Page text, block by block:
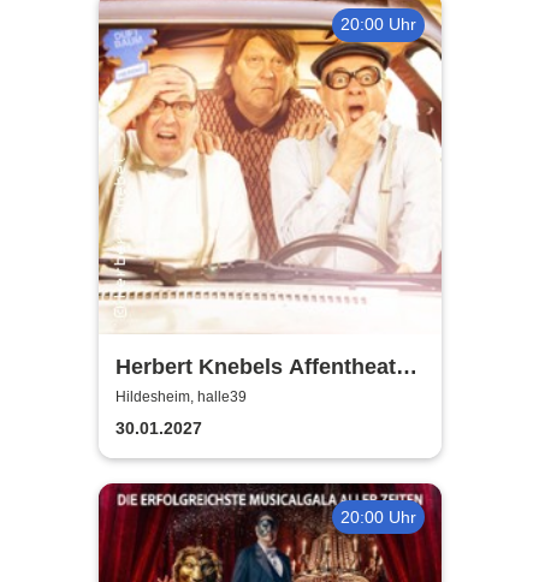
20:00 Uhr
Herbert Knebels Affentheater
- Voll Karacho!
Hildesheim, halle39
30.01.2027
20:00 Uhr